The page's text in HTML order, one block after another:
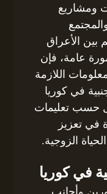
ومشاريع
بين الأعراق
عامة، فإن
اللازمة
في كوريا
حسب تعليمات
في تعزيز
الزوجية.
في كوريا
وأجانب